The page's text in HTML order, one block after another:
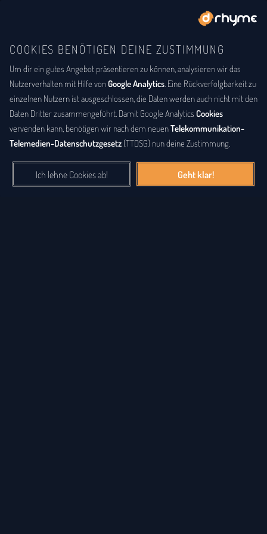
COOKIES BENÖTIGEN DEINE ZUSTIMMUNG
Um dir ein gutes Angebot präsentieren zu können, analysieren wir das
Nutzerverhalten mit Hilfe vonGoogle Analytics. Eine Rückverfolgbarkeit zu
einzelnen Nutzern ist ausgeschlossen, die Daten werden auch nicht mit den
Daten Dritter zusammengeführt. Damit Google Analytics Cookies
vervenden kann, benötigen wir nach dem neuenTelekommunikation-
Telemedien-Datenschutzgesetz (TTDSG) nun deine Zustimmung.
Ich lehne Cookies ab! Geht klar!
BUCHSTABENTAUSCH ANAGRAMM
Anagramm-Lexikon
DasAnagrammlexikonbietet eine alphabetische Auflistung aller
Wörter, zu denen Anagramme existieren. EinAnagrammist eine
Buchstabenfolge, die durch Vertauschung der Buchstaben einer
Wörter und auch ganze Sätze sein. Bei diesem Lexikon hingegen
geht es einzig um real existierende, einzelne Wörter, die durch